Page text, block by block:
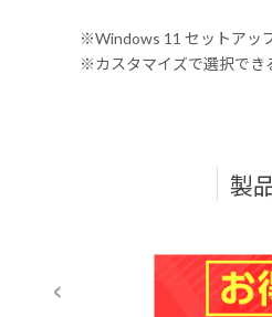
※Windows 11 セットアッ
※カスタマイズで選択でき
製